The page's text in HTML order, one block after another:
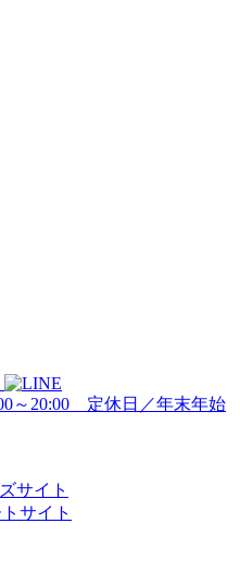
～20:00 定休日／年末年始
サイト
サイト